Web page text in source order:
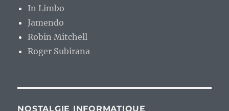
In Limbo
Jamendo
Robin Mitchell
Roger Subirana
NOSTALGIE INFORMATIQUE